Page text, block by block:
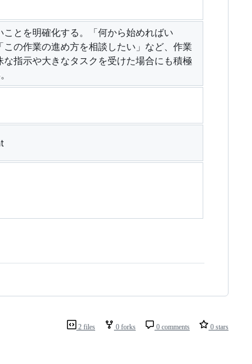
とを明確化する。「何から始めればい
の作業の進め方を相談したい」など、作業
指示や大きなタスクを受けた場合にも積極
2 files 0 forks 0 comments 0 stars